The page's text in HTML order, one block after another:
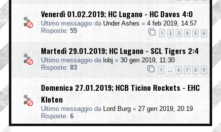
Venerdì 01.02.2019; HC Lugano - HC Davos 4:0
Ultimo messaggio da Under Ashes « 4 feb 2019, 14:57
Risposte: 55 1 2 3 4 5 6
Martedì 29.01.2019; HC Lugano - SCL Tigers 2:4
Ultimo messaggio da lobj « 30 gen 2019, 11:30
Risposte: 83 1 … 6 7 8 9
Domenica 27.01.2019; HCB Ticino Rockets - EHC
Kloten
Ultimo messaggio da Lord Burg « 27 gen 2019, 20:19
Risposte: 6